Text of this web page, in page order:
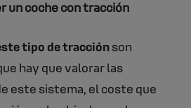
un coche con tracción
tipo de tracciónson
hay que valorar las
este sistema, el coste que